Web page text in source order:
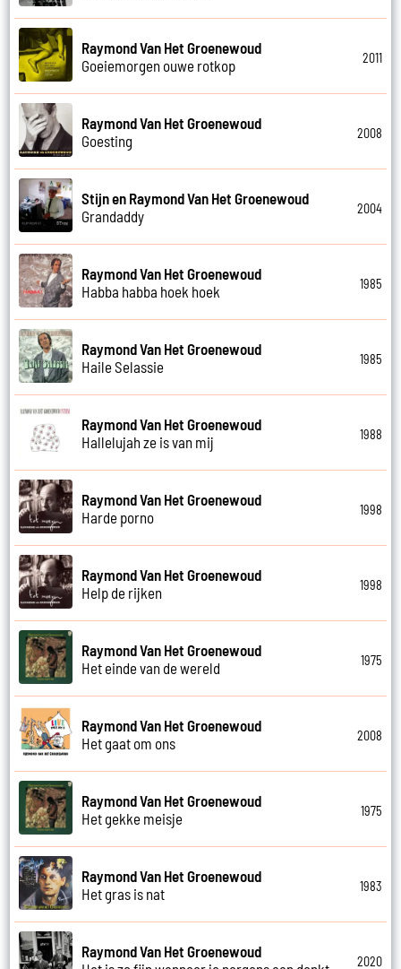
Raymond Van Het Groenewoud
Goeiemorgen ouwe rotkop
2011
Raymond Van Het Groenewoud
Goesting
2008
Stijn en Raymond Van Het Groenewoud
Grandaddy
2004
Raymond Van Het Groenewoud
Habba habba hoek hoek
1985
Raymond Van Het Groenewoud
Haile Selassie
1985
Raymond Van Het Groenewoud
Hallelujah ze is van mij
1988
Raymond Van Het Groenewoud
Harde porno
1998
Raymond Van Het Groenewoud
Help de rijken
1998
Raymond Van Het Groenewoud
Het einde van de wereld
1975
Raymond Van Het Groenewoud
Het gaat om ons
2008
Raymond Van Het Groenewoud
Het gekke meisje
1975
Raymond Van Het Groenewoud
Het gras is nat
1983
Raymond Van Het Groenewoud
2020